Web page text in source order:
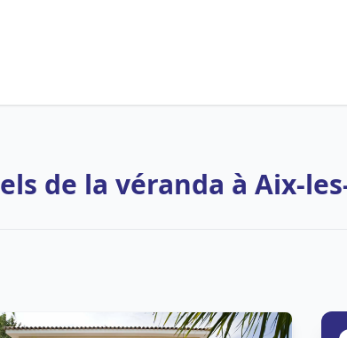
de la véranda à Aix-